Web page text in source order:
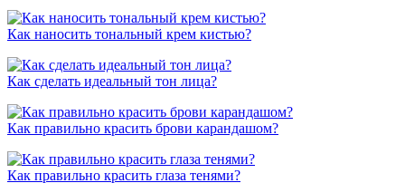
Как наносить тональный крем кистью?
Как сделать идеальный тон лица?
Как правильно красить брови карандашом?
Как правильно красить глаза тенями?